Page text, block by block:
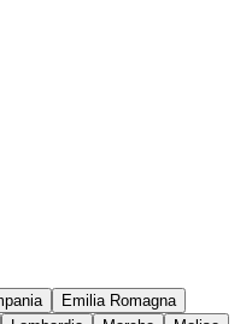
Emilia Romagna